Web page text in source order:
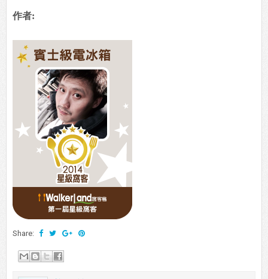
作者:
Share: